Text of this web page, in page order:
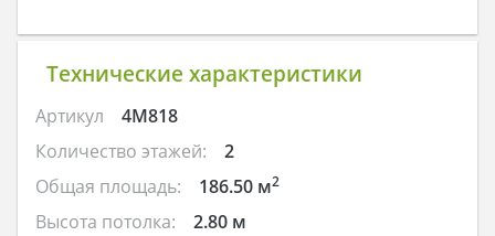
Технические характеристики
Артикул
4M818
Количество этажей:
2
Общая площадь:
186.50 м2
Высота потолка:
2.80 м